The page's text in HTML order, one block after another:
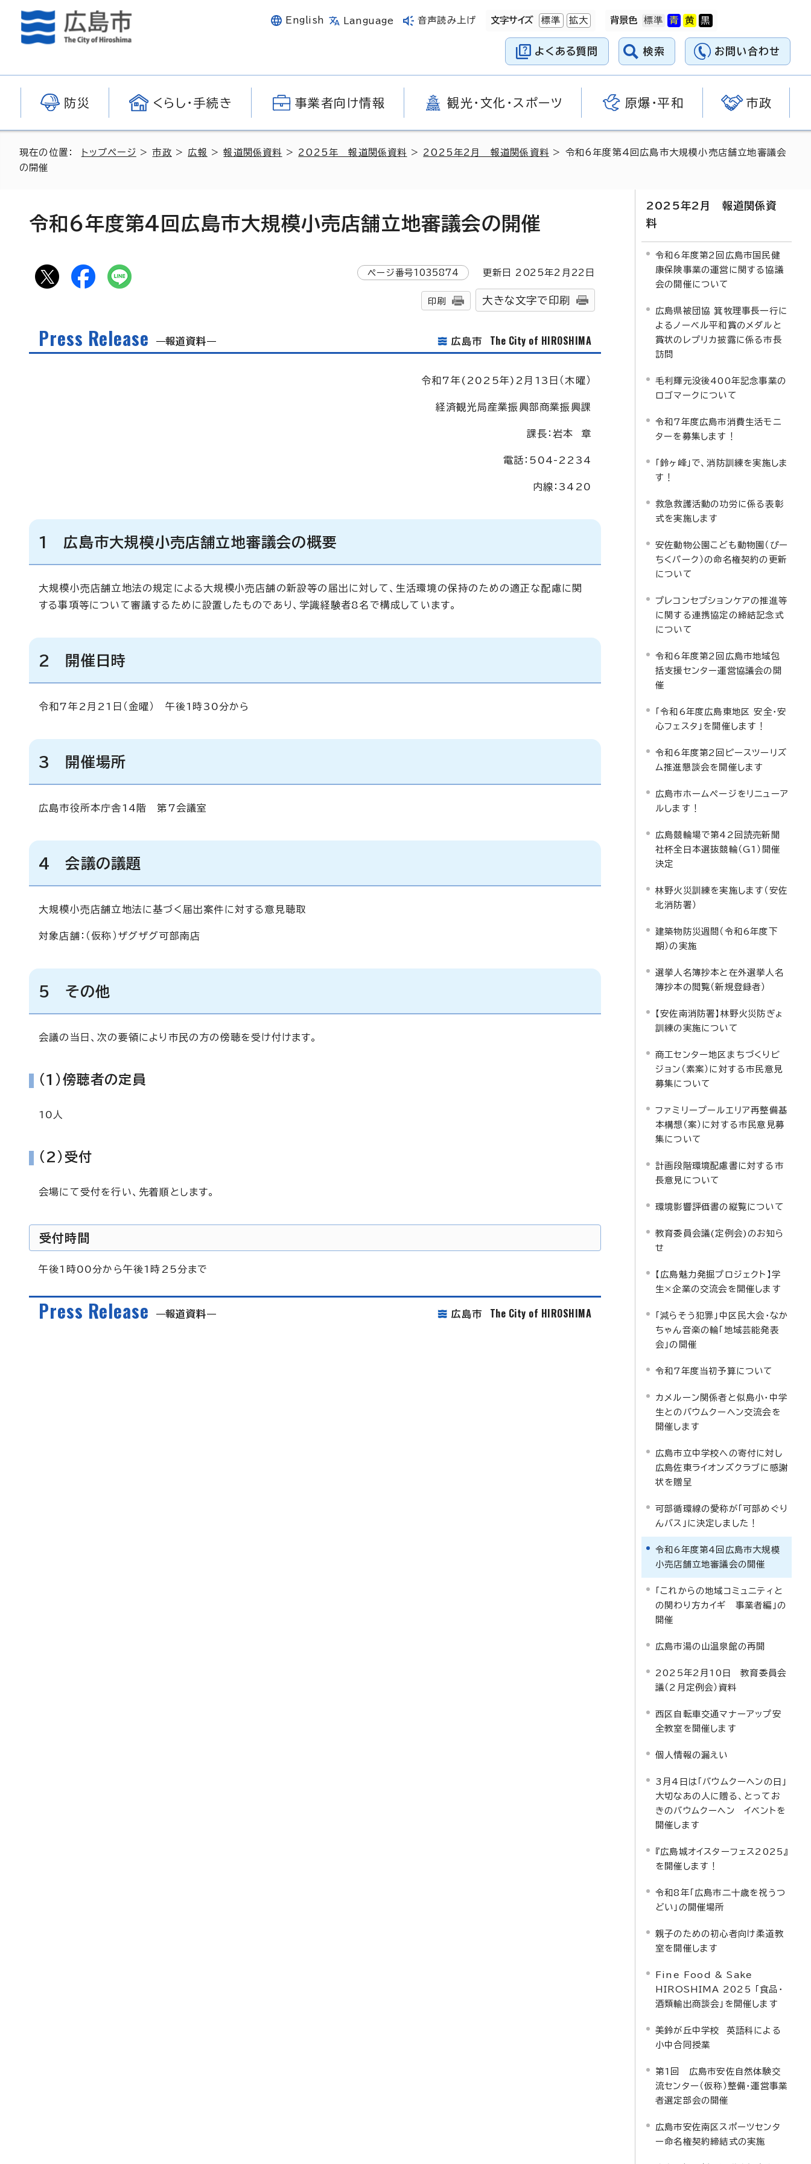
English Language 音声読み上げ 文字サイズ 標準 拡大 背景色
よくある質問 検索 お問い合わせ
防災 くらし・手続き 事業者向け情報 観光・文化・スポーツ 原爆・平和 市政
現在の位置： トップページ >市政 > 広報 >報道関係資料 > 2025年 報道関係資料 > 2025年2月 報道関係資料 > 令和6年度第4回広島市大規模小売店舗立地審議会
の開催
令和6年度第4回広島市大規模小売店舗立地審議会の開催
ページ番号1035874 更新日 2025年2月 22 日
印刷 大きな文字で印刷
Press Release 報道資料 広島市 The City of HIROSHIMA
令和7年(2025年)2月13日（木曜）
経済観光局産業振興部商業振興課
課長：岩本 章
電話：504-2234
内線：3420
1 広島市大規模小売店舗立地審議会の概要
大規模小売店舗立地法の規定による大規模小売店舗の新設等の届出に対して、生活環境の保持のための適正な配慮に関
する事項等について審議するために設置したものであり、学識経験者8名で構成しています。
2 開催日時
令和7年2月21日（金曜） 午後1時30分から
3 開催場所
広島市役所本庁舎14階 第7会議室
4 会議の議題
大規模小売店舗立地法に基づく届出案件に対する意見聴取
対象店舗：（仮称）ザグザグ可部南店
5 その他
会議の当日、次の要領により市民の方の傍聴を受け付けます。
（1）傍聴者の定員
10人
（2）受付
会場にて受付を行い、先着順とします。
受付時間
午後1時00分から午後1時25分まで
Press Release 報道資料 広島市 The City of HIROSHIMA
2025年2月 報道関係資
料
令和6年度第2回広島市国民健
康保険事業の運営に関する協議
会の開催について
広島県被団協 箕牧理事長一行に
よるノーベル平和賞のメダルと
賞状のレプリカ披露に係る市長
訪問
毛利輝元没後400年記念事業の
ロゴマークについて
令和7年度広島市消費生活モニ
ターを募集します！
「鈴ヶ峰」で、消防訓練を実施しま
す！
救急救護活動の功労に係る表彰
式を実施します
安佐動物公園こども動物園（ぴー
ちくパーク）の命名権契約の更新
について
プレコンセプションケアの推進等
に関する連携協定の締結記念式
について
令和6年度第2回広島市地域包
括支援センター運営協議会の開
催
「令和6年度広島東地区 安全・安
心フェスタ」を開催します！
令和6年度第2回ピースツーリズ
ム推進懇談会を開催します
広島市ホームページをリニューア
ルします！
広島競輪場で第42回読売新聞
社杯全日本選抜競輪（G1）開催
決定
林野火災訓練を実施します（安佐
北消防署）
建築物防災週間（令和6年度下
期）の実施
選挙人名簿抄本と在外選挙人名
簿抄本の閲覧（新規登録者）
【安佐南消防署】林野火災防ぎょ
訓練の実施について
商工センター地区まちづくりビ
ジョン（素案）に対する市民意見
募集について
ファミリープールエリア再整備基
本構想（案）に対する市民意見募
集について
計画段階環境配慮書に対する市
長意見について
環境影響評価書の縦覧について
教育委員会議(定例会)のお知ら
せ
【広島魅力発掘プロジェクト】学
生×企業の交流会を開催します
「減らそう犯罪」中区民大会・なか
ちゃん音楽の輪「地域芸能発表
会」の開催
令和7年度当初予算について
カメルーン関係者と似島小・中学
生とのバウムクーヘン交流会を
開催します
広島市立中学校への寄付に対し
広島佐東ライオンズクラブに感謝
状を贈呈
可部循環線の愛称が「可部めぐり
んバス」に決定しました！
令和6年度第4回広島市大規模
小売店舗立地審議会の開催
「これからの地域コミュニティと
の関わり方カイギ 事業者編」の
開催
広島市湯の山温泉館の再開
2025年2月10日 教育委員会
議（2月定例会）資料
西区自転車交通マナーアップ安
全教室を開催します
個人情報の漏えい
3月4日は「バウムクーヘンの日」
大切なあの人に贈る、とってお
きのバウムクーヘン イベントを
開催します
『広島城オイスターフェス2025』
を開催します！
令和8年「広島市二十歳を祝うつ
どい」の開催場所
親子のための初心者向け柔道教
室を開催します
Fine Food & Sake
HIROSHIMA 2025 「食品・
酒類輸出商談会」を開催します
美鈴が丘中学校 英語科による
小中合同授業
第1回 広島市安佐自然体験交
流センター（仮称）整備・運営事業
者選定部会の開催
広島市安佐南区スポーツセンタ
ー命名権契約締結式の実施